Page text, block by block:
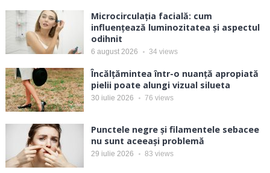
Microcirculația facială: cum
influențează luminozitatea și aspectul
odihnit
6 august 2026 34 views
Încălțămintea într-o nuanță apropiată
pielii poate alungi vizual silueta
30 iulie 2026 76 views
Punctele negre și filamentele sebacee
nu sunt aceeași problemă
29 iulie 2026 83 views